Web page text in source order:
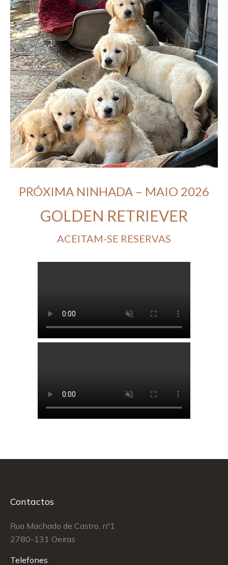
PRÓXIMA NINHADA – MAIO 2026
GOLDEN RETRIEVER
ACEITAM-SE RESERVAS
Contactos
Rua Machado de Castro, nº1
2780-131 Oeiras
Telefones